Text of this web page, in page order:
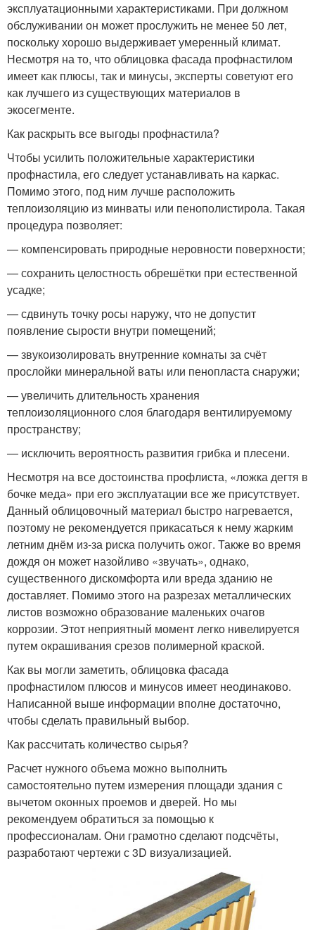
эксплуатационными характеристиками. При должном
обслуживании он может прослужить не менее 50 лет,
поскольку хорошо выдерживает умеренный климат.
Несмотря на то, что облицовка фасада профнастилом
имеет как плюсы, так и минусы, эксперты советуют его
как лучшего из существующих материалов в
экосегменте.
Как раскрыть все выгоды профнастила?
Чтобы усилить положительные характеристики
профнастила, его следует устанавливать на каркас.
Помимо этого, под ним лучше расположить
теплоизоляцию из минваты или пенополистирола. Такая
процедура позволяет:
— компенсировать природные неровности поверхности;
— сохранить целостность обрешётки при естественной
усадке;
— сдвинуть точку росы наружу, что не допустит
появление сырости внутри помещений;
— звукоизолировать внутренние комнаты за счёт
прослойки минеральной ваты или пенопласта снаружи;
— увеличить длительность хранения
теплоизоляционного слоя благодаря вентилируемому
пространству;
— исключить вероятность развития грибка и плесени.
Несмотря на все достоинства профлиста, «ложка дегтя в
бочке меда» при его эксплуатации все же присутствует.
Данный облицовочный материал быстро нагревается,
поэтому не рекомендуется прикасаться к нему жарким
летним днём из-за риска получить ожог. Также во время
дождя он может назойливо «звучать», однако,
существенного дискомфорта или вреда зданию не
доставляет. Помимо этого на разрезах металлических
листов возможно образование маленьких очагов
коррозии. Этот неприятный момент легко нивелируется
путем окрашивания срезов полимерной краской.
Как вы могли заметить, облицовка фасада
профнастилом плюсов и минусов имеет неодинаково.
Написанной выше информации вполне достаточно,
чтобы сделать правильный выбор.
Как рассчитать количество сырья?
Расчет нужного объема можно выполнить
самостоятельно путем измерения площади здания с
вычетом оконных проемов и дверей. Но мы
рекомендуем обратиться за помощью к
профессионалам. Они грамотно сделают подсчёты,
разработают чертежи с 3D визуализацией.